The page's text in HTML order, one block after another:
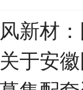
新材
关于安